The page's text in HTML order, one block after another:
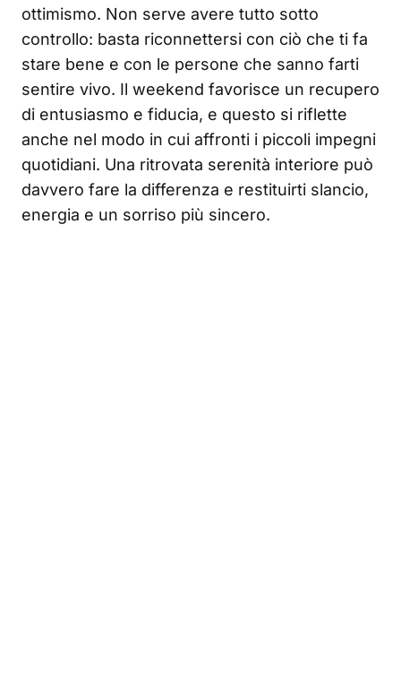
ottimismo. Non serve avere tutto sotto
controllo: basta riconnettersi con ciò che ti fa
stare bene e con le persone che sanno farti
sentire vivo. Il weekend favorisce un recupero
di entusiasmo e fiducia, e questo si riflette
anche nel modo in cui affronti i piccoli impegni
quotidiani. Una ritrovata serenità interiore può
davvero fare la differenza e restituirti slancio,
energia e un sorriso più sincero.